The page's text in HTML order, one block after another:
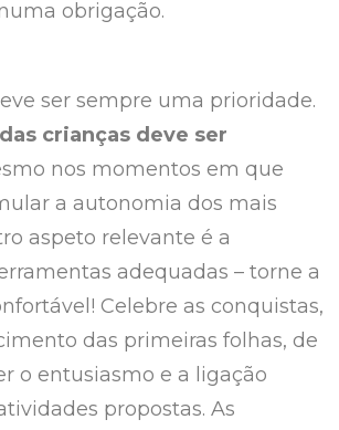
obrigação.
ser sempre uma prioridade.
crianças deve ser
nos momentos em que
a autonomia dos mais
aspeto relevante é a
adequadas – torne a
Celebre as conquistas,
das primeiras folhas, de
o entusiasmo e a ligação
propostas. As